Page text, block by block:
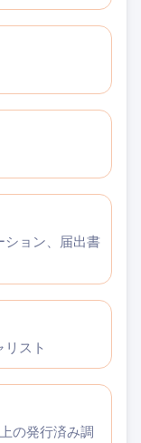
ション、届出書
スト
の発行済み調